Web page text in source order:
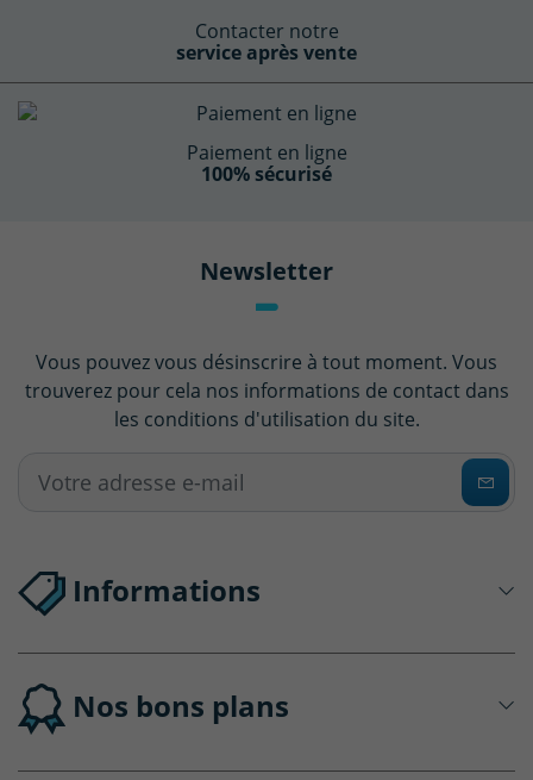
Contacter notre
service après vente
Paiement en ligne
100% sécurisé
Newsletter
Vous pouvez vous désinscrire à tout moment. Vous
trouverez pour cela nos informations de contact dans
les conditions d'utilisation du site.
Informations
Nos bons plans